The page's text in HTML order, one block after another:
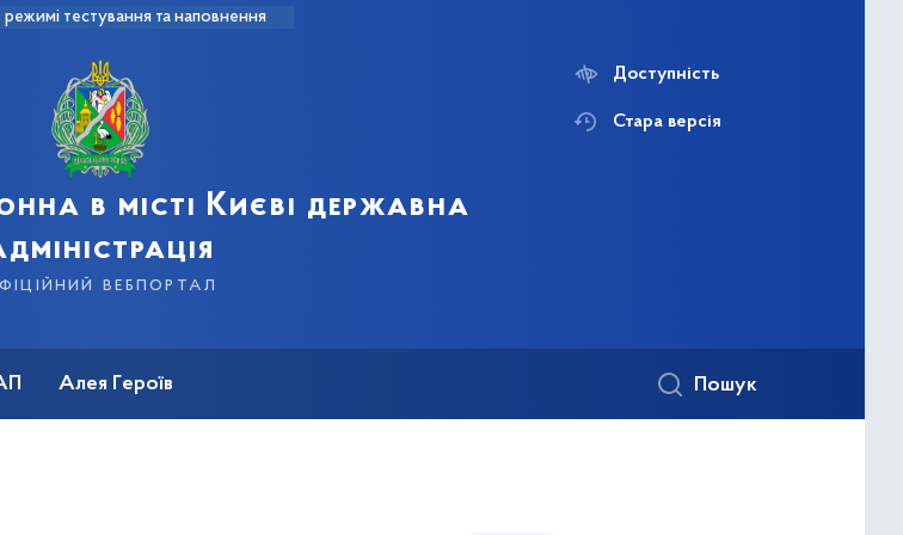
режимі тестування та наповнення
в місті Києві державна
вебпортал
Доступність
Стара версія
Алея Героїв Пошук